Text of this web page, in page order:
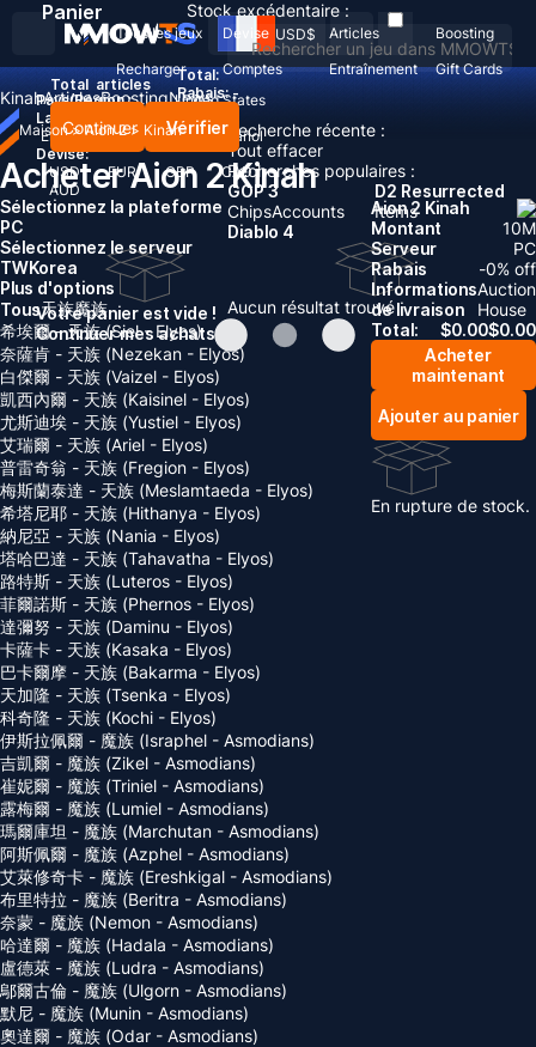
Recherche récente :
Tout effacer
Recherches populaires :
GOP 3
ChipsAccounts
D2 Resurrected
Items
Diablo 4
Aucun résultat trouvé
Tous les jeux Devise Articles
Boosting
Recharger
Comptes Entraînement Gift Cards
USD$
Pays/Région :
United States
Langue:
English DeutschFrançais Español
Devise:
USD
EUR GBP
CAD
AUD
Panier
Total articles
Total:
Rabais: -
Continuer Vérifier
Votre panier est vide !
Continuer mes achats
Stock excédentaire :
KinahArticlesBoostingNews
Maison > Aion 2> Kinah
Acheter Aion 2 Kinah
Sélectionnez la plateforme
PC
Sélectionnez le serveur
TWKorea
Plus d'options
Tous天族魔族
希埃爾 - 天族 (Siel - Elyos)
奈薩肯 - 天族 (Nezekan - Elyos)
白傑爾 - 天族 (Vaizel - Elyos)
凱西內爾 - 天族 (Kaisinel - Elyos)
尤斯迪埃 - 天族 (Yustiel - Elyos)
艾瑞爾 - 天族 (Ariel - Elyos)
普雷奇翁 - 天族 (Fregion - Elyos)
梅斯蘭泰達 - 天族 (Meslamtaeda - Elyos)
希塔尼耶 - 天族 (Hithanya - Elyos)
納尼亞 - 天族 (Nania - Elyos)
塔哈巴達 - 天族 (Tahavatha - Elyos)
路特斯 - 天族 (Luteros - Elyos)
菲爾諾斯 - 天族 (Phernos - Elyos)
達彌努 - 天族 (Daminu - Elyos)
卡薩卡 - 天族 (Kasaka - Elyos)
巴卡爾摩 - 天族 (Bakarma - Elyos)
天加隆 - 天族 (Tsenka - Elyos)
科奇隆 - 天族 (Kochi - Elyos)
伊斯拉佩爾 - 魔族 (Israphel - Asmodians)
吉凱爾 - 魔族 (Zikel - Asmodians)
崔妮爾 - 魔族 (Triniel - Asmodians)
露梅爾 - 魔族 (Lumiel - Asmodians)
瑪爾庫坦 - 魔族 (Marchutan - Asmodians)
阿斯佩爾 - 魔族 (Azphel - Asmodians)
艾萊修奇卡 - 魔族 (Ereshkigal - Asmodians)
布里特拉 - 魔族 (Beritra - Asmodians)
奈蒙 - 魔族 (Nemon - Asmodians)
哈達爾 - 魔族 (Hadala - Asmodians)
盧德萊 - 魔族 (Ludra - Asmodians)
鄔爾古倫 - 魔族 (Ulgorn - Asmodians)
默尼 - 魔族 (Munin - Asmodians)
奧達爾 - 魔族 (Odar - Asmodians)
Aion 2 Kinah
Montant
10M
Serveur
PC
Rabais
-0% off
Informations
de livraison
Auction
House
Total:
$0.00$0.00
Acheter
maintenant
Ajouter au panier
En rupture de stock.